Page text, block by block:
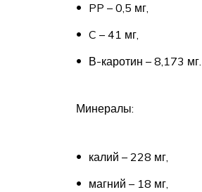
PP – 0,5 мг,
C – 41 мг,
В-каротин – 8,173 мг.
Минералы:
калий – 228 мг,
магний – 18 мг,